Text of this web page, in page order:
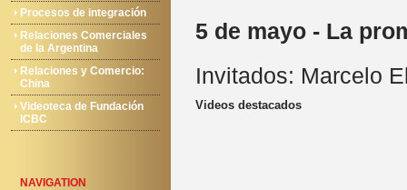
Procesos de integración
Relaciones Comerciales
de la Argentina
Relaciones y Comercio:
China
Videoteca de Fundación
ICBC
NAVIGATION
5 de mayo - La
Invitados: Marcelo
Videos destacados